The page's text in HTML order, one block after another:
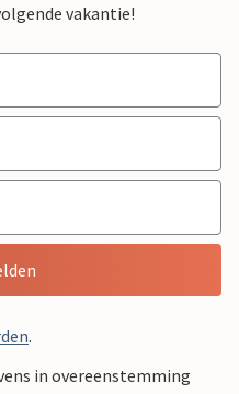
vakantie!
.
in overeenstemming